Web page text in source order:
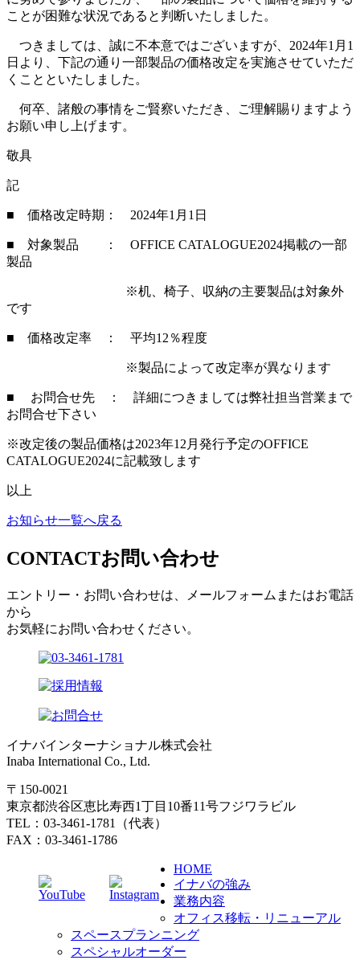
ことが困難な状況であると判断いたしました。
つきましては、誠に不本意ではございますが、2024年1月1
日より、下記の通り一部製品の価格改定を実施させていただ
くことといたしました。
何卒、諸般の事情をご賢察いただき、ご理解賜りますよう
お願い申し上げます。
敬具
記
■ 価格改定時期： 2024年1月1日
■ 対象製品 ： OFFICE CATALOGUE2024掲載の一部
製品
※机、椅子、収納の主要製品は対象外
です
■ 価格改定率 ： 平均12％程度
※製品によって改定率が異なります
■ お問合せ先 ： 詳細につきましては弊社担当営業まで
お問合せ下さい
※改定後の製品価格は2023年12月発行予定のOFFICE
CATALOGUE2024に記載致します
以上
お知らせ一覧へ戻る
CONTACTお問い合わせ
エントリー・お問い合わせは、メールフォームまたはお電話
から
お気軽にお問い合わせください。
イナバインターナショナル株式会社
Inaba International Co., Ltd.
〒150-0021
東京都渋谷区恵比寿西1丁目10番11号フジワラビル
TEL：03-3461-1781（代表）
FAX：03-3461-1786
HOME
イナバの強み
業務内容
オフィス移転・リニューアル
スペースプランニング
スペシャルオーダー